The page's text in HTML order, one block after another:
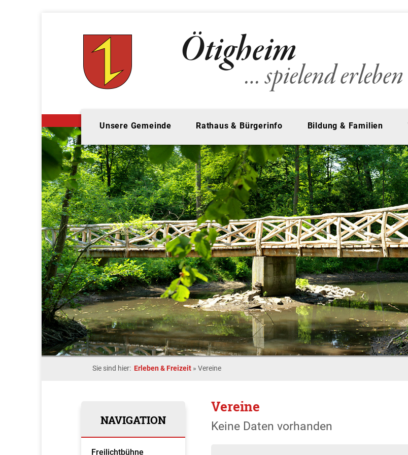
Unsere Gemeinde Rathaus & Bürgerinfo Bildung & Familien
Sie sind hier: Erleben & Freizeit » Vereine
NAVIGATION
Freilichtbühne
Vereine
Keine Daten vorhanden